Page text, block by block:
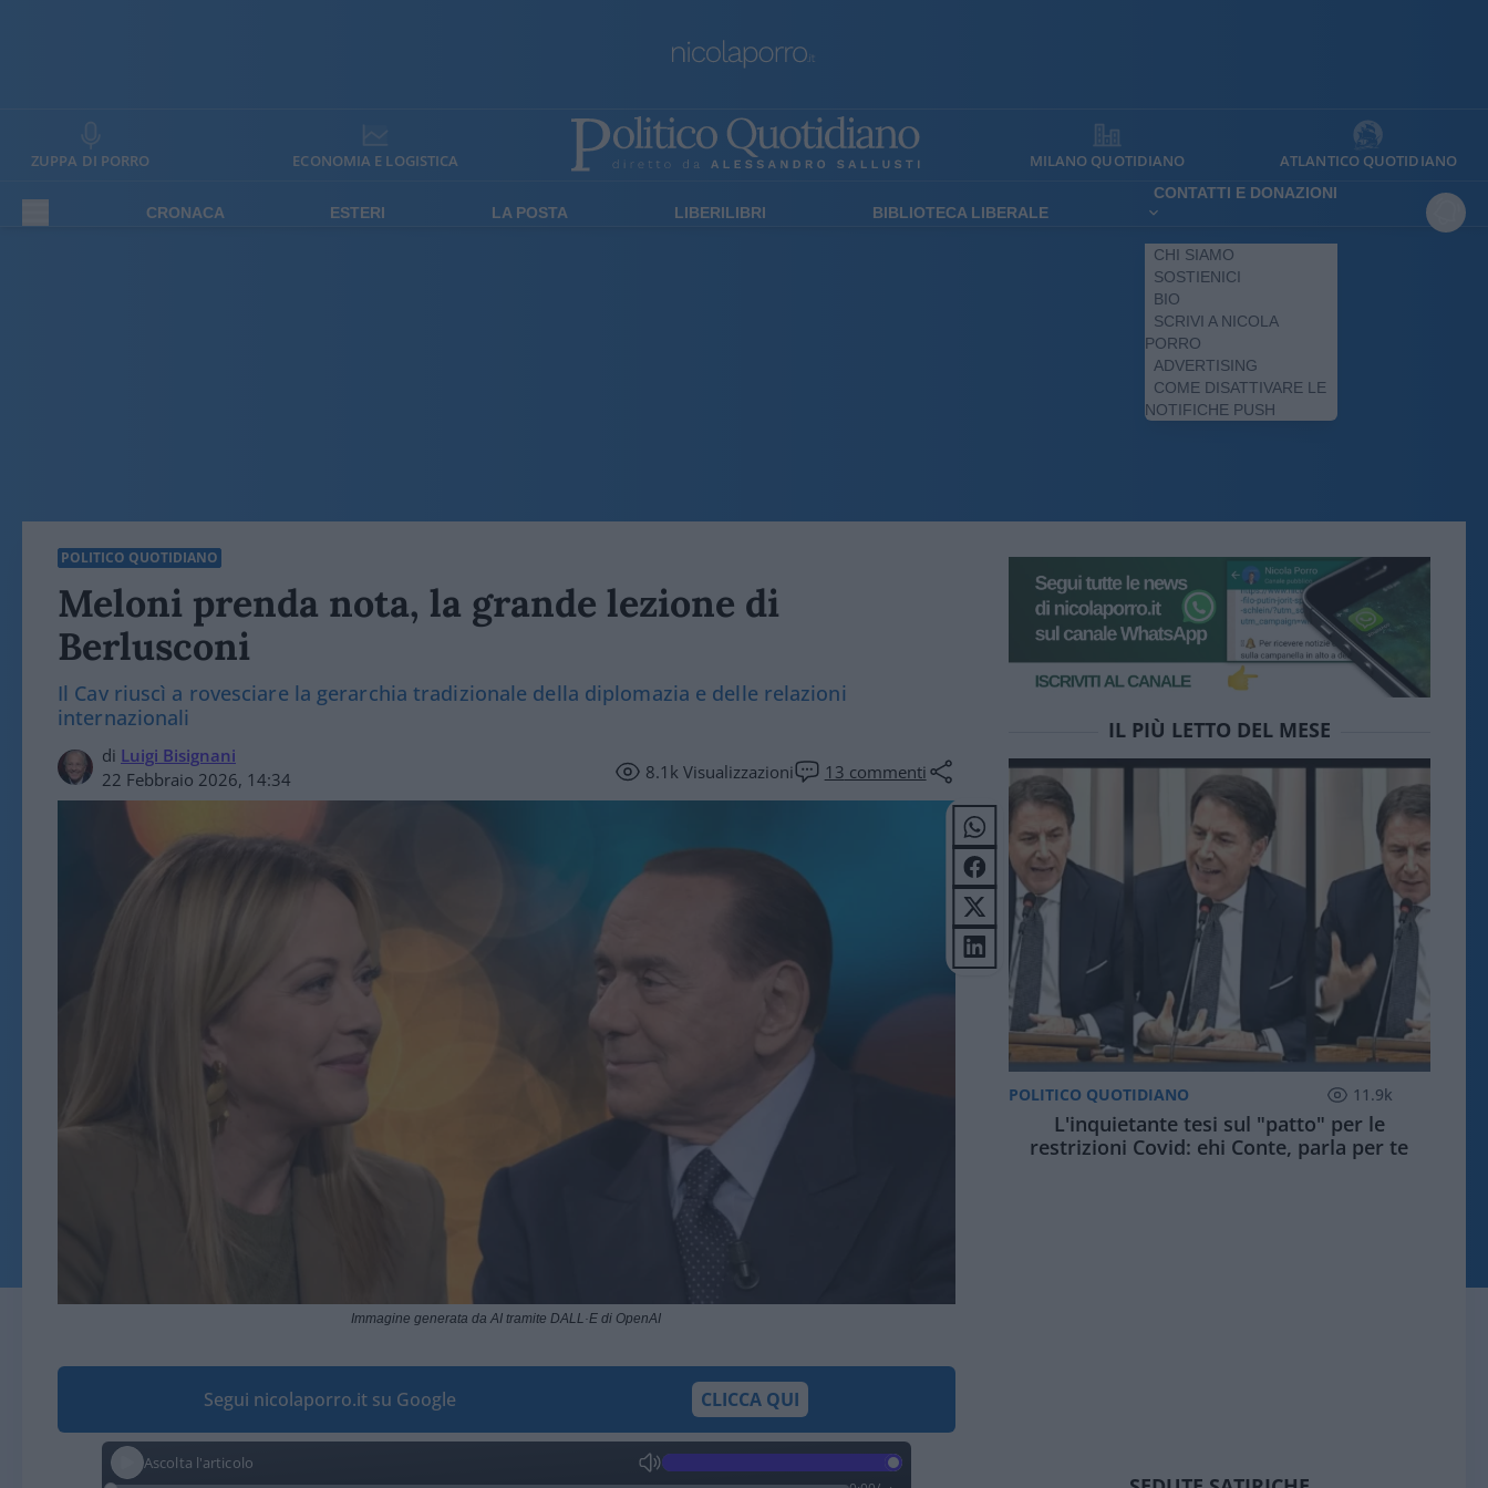
ZUPPA DI PORRO ECONOMIA E LOGISTICA MILANO QUOTIDIANO ATLANTICO QUOTIDIANO
CRONACA ESTERI LA POSTA LIBERILIBRI BIBLIOTECA LIBERALE
CONTATTI E DONAZIONI
CHI SIAMO
SOSTIENICI
BIO
SCRIVI A NICOLA
PORRO
ADVERTISING
COME DISATTIVARE LE
NOTIFICHE PUSH
POLITICO QUOTIDIANO
Meloni prenda nota, la grande lezione di
Berlusconi
Il Cav riuscì a rovesciare la gerarchia tradizionale della diplomazia e delle relazioni
internazionali
di Luigi Bisignani
22 Febbraio 2026, 14:34
8.1kVisualizzazioni 13 commenti
Immagine generata da AI tramite DALL·E di OpenAI
Segui nicolaporro.it su Google CLICCA QUI
Ascolta l'articolo
IL PIÙ LETTO DEL MESE
POLITICO QUOTIDIANO 11.9k
L'inquietante tesi sul "patto" per le
restrizioni Covid: ehi Conte, parla per te